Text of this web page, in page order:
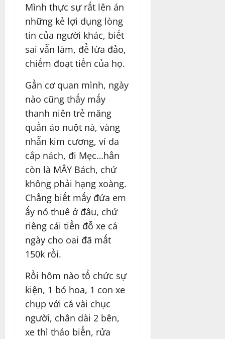
Mình thực sự rất lên án
những kẻ lợi dụng lòng
tin của người khác, biết
sai vẫn làm, để lừa đảo,
chiếm đoạt tiền của họ.
Gần cơ quan mình, ngày
nào cũng thấy mấy
thanh niên trẻ măng
quần áo nuột nà, vàng
nhẫn kim cương, ví da
cắp nách, đi Mẹc…hẳn
còn là MÂY Bách, chứ
không phải hạng xoàng.
Chẳng biết mấy đứa em
ấy nó thuê ở đâu, chứ
riêng cái tiền đỗ xe cả
ngày cho oai đã mất
150k rồi.
Rồi hôm nào tổ chức sự
kiện, 1 bó hoa, 1 con xe
chụp với cả vài chục
người, chân dài 2 bên,
xe thì tháo biển, rửa